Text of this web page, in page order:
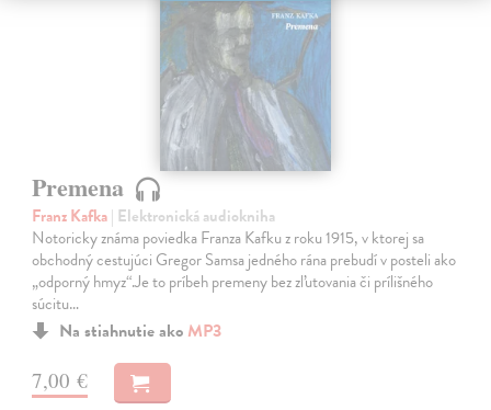
Premena
Franz Kafka| Elektronická audiokniha
Notoricky známa poviedka Franza Kafku z roku 1915, v ktorej sa
obchodný cestujúci Gregor Samsa jedného rána prebudí v posteli ako
„odporný hmyz“.Je to príbeh premeny bez zľutovania či prílišného
súcitu…
Na stiahnutie ako MP3
7,00 €